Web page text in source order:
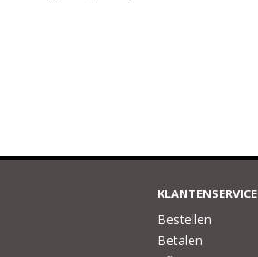
KLANTENSERVICE
Bestellen
Betalen